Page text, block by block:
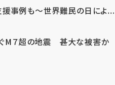
援事例も～世界難民の日によ...
M７超の地震 甚大な被害か